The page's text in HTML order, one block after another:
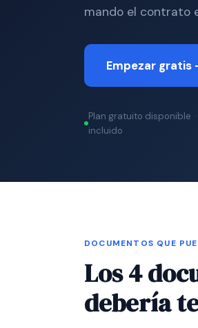
mando el contrato
Empezar
Plan gratuito disponible
incluido
DOCUMENTOS QUE
Los 4
debería